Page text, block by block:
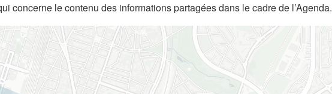
concerne le contenu des informations partagées dans le cadre de l’Agenda.